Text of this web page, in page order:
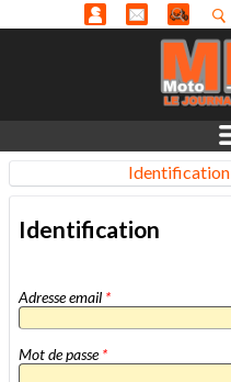
Identification
Identification
Adresse email *
Mot de passe*